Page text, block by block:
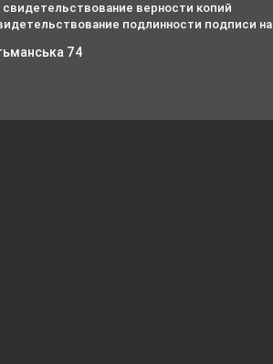
свидетельствование верности копий
подлинности подписи на
принятие документов на сохранение.
74